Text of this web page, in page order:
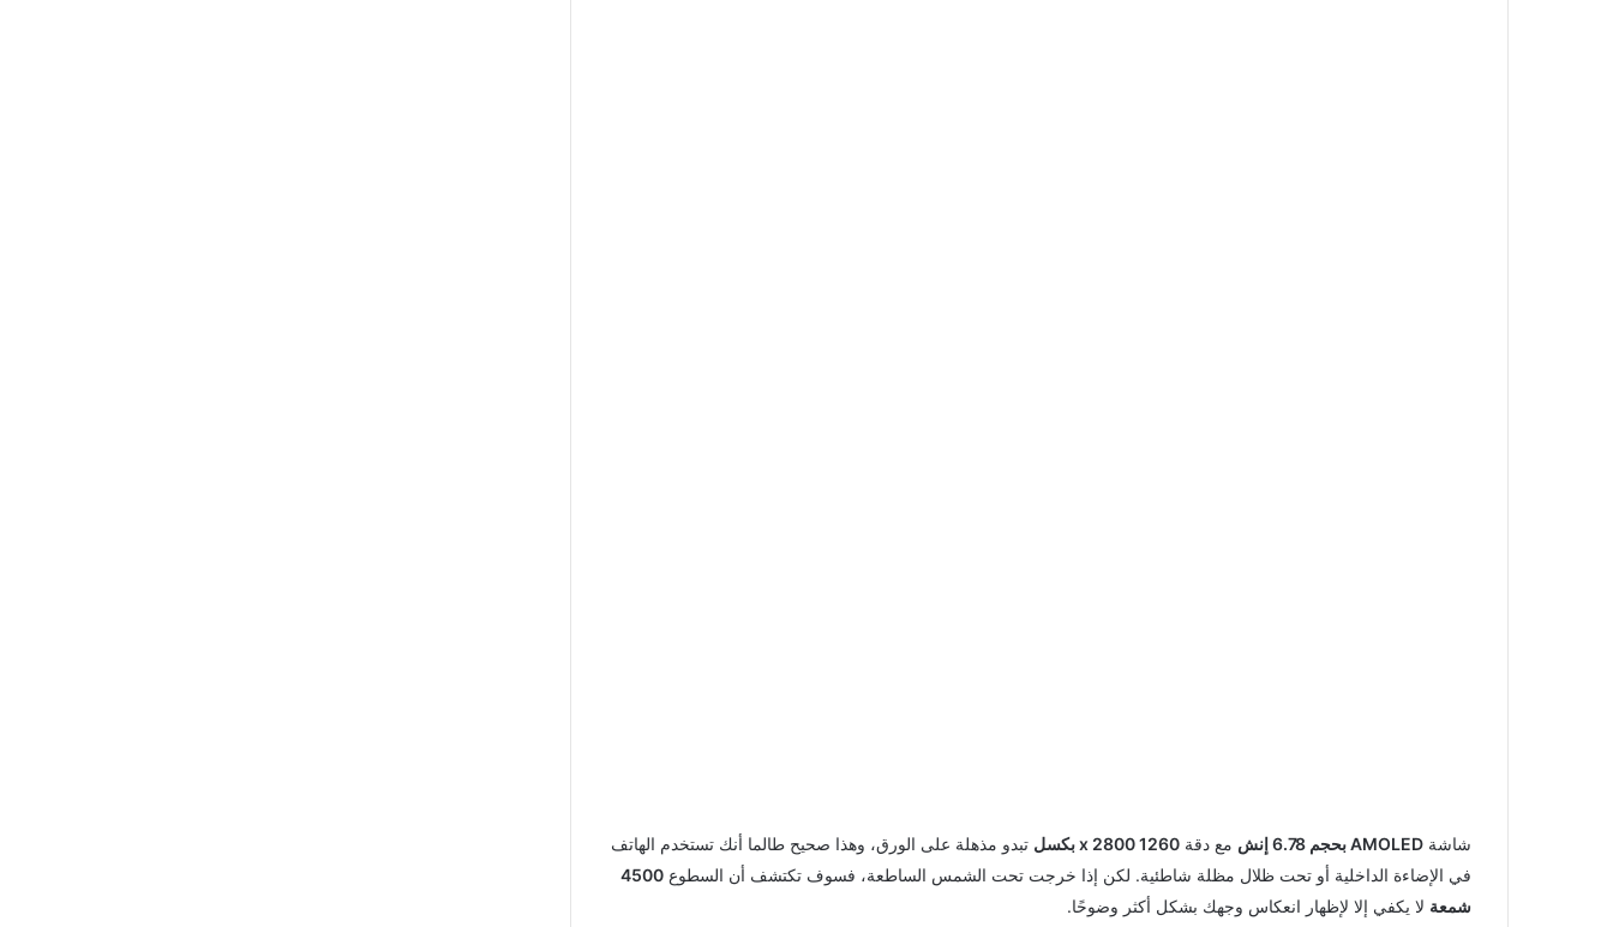
شاشة AMOLED بحجم 6.78 إنش مع دقة 1260 x 2800 بكسل
تبدو مذهلة على الورق، وهذا صحيح طالما أنك تستخدم الهاتف
في الإضاءة الداخلية أو تحت ظلال مظلة شاطئية. لكن إذا خرجت تحت الشمس الساطعة، فسوف تكتشف أن السطوع 4500
شمعة لا يكفي إلا لإظهار انعكاس وجهك بشكل أكثر وضوحًا.